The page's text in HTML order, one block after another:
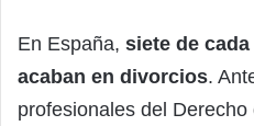
En España, siete de
acaban en divorcios.
profesionales del